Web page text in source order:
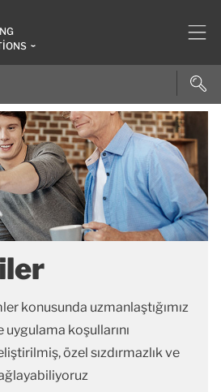
konusunda uzmanlaştığımız
koşullarını
özel sızdırmazlık ve